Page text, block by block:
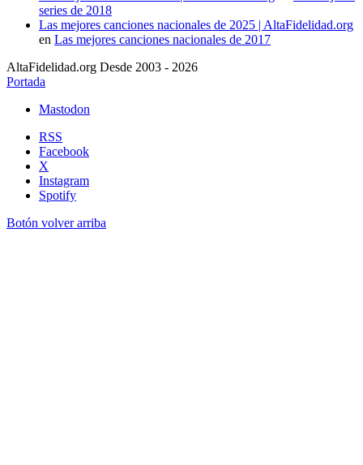
series de 2018
Las mejores canciones nacionales de 2025 | AltaFidelidad.org
en Las mejores canciones nacionales de 2017
AltaFidelidad.org Desde 2003 - 2026
Portada
Mastodon
RSS
Facebook
X
Instagram
Spotify
Botón volver arriba